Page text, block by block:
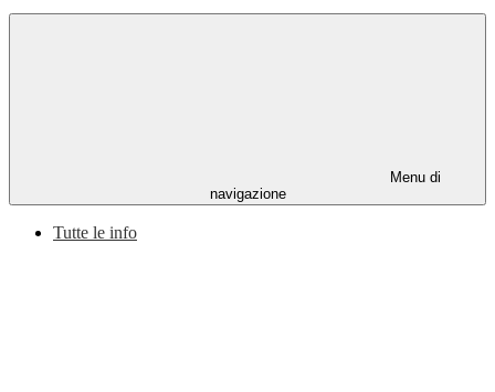
Menu di
navigazione
Tutte le info